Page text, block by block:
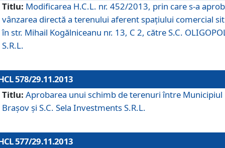
Titlu: Modificarea H.C.L. nr. 452/2013, prin care s-a
vânzarea directă a terenului aferent spaţiului comercial
în str. Mihail Kogălniceanu nr. 13, C 2, către S.C.
S.R.L.
578/29.11.2013
Titlu: Aprobarea unui schimb de terenuri între Municipiul
Braşov şi S.C. Sela Investments S.R.L.
577/29.11.2013